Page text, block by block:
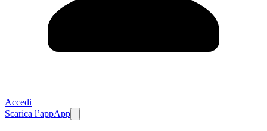
Accedi
Scarica l’appApp